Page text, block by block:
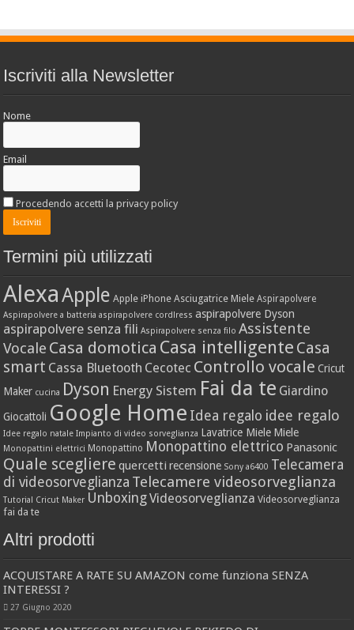
Iscriviti alla Newsletter
Nome
Email
Procedendo accetti la privacy policy
Termini più utilizzati
AlexaApple Apple iPhone Asciugatrice Miele Aspirapolvere
Aspirapolvere a batteria aspirapolvere cordlress aspirapolvere Dyson
aspirapolvere senza fili Aspirapolvere senza filo Assistente
Vocale Casa domotica Casa intelligente Casa
smart Cassa Bluetooth Cecotec Controllo vocale Cricut
Maker cucina Dyson Energy Sistem Fai da te Giardino
Giocattoli Google Home Idea regalo idee regalo
Idee regalo natale Impianto di video sorveglianza Lavatrice Miele Miele
Monopattini elettrici Monopattino Monopattino elettrico Panasonic
Quale scegliere quercetti recensione Sony a6400 Telecamera
di videosorveglianza Telecamere videosorveglianza
Tutorial Cricut Maker UnboxingVideosorveglianza Videosorveglianza
fai da te
Altri prodotti
ACQUISTARE A RATE SU AMAZON come funziona SENZA
INTERESSI ?
27 Giugno 2020